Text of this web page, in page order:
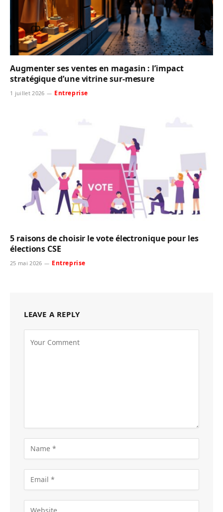
Augmenter ses ventes en magasin : l’impact
stratégique d’une vitrine sur-mesure
1 juillet 2026 Entreprise
5 raisons de choisir le vote électronique pour les
élections CSE
25 mai 2026 Entreprise
LEAVE A REPLY